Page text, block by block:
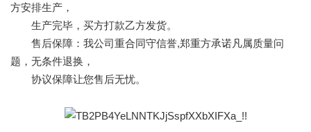
方安排生产，
生产完毕，买方打款乙方发货。
售后保障：我公司重合同守信誉,郑重方承诺凡属质量问
题，无条件退换，
协议保障让您售后无忧。